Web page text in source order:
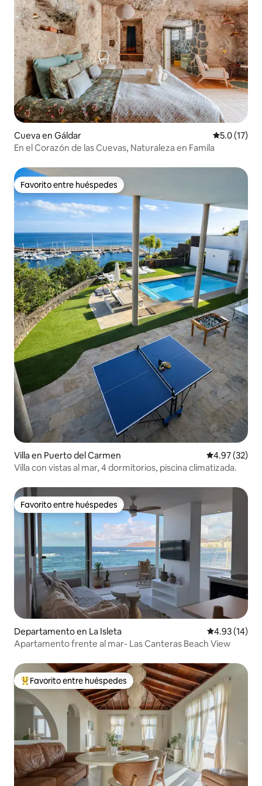
Cueva en Gáldar Calificación
5.0 (17)
En el Corazón de las Cuevas, Naturaleza en Famila
Favorito entre huéspedes
Favorito entre huéspedes
Villa en Puerto del Carmen Calificación
4.97 (32)
Villa con vistas al mar, 4 dormitorios, piscina climatizada.
Favorito entre huéspedes
Favorito entre huéspedes
Departamento en La Isleta Calificación
4.93 (14)
Apartamento frente al mar- Las Canteras Beach View
De los mejores en Favorito entre huéspedes
Favorito entre huéspedes